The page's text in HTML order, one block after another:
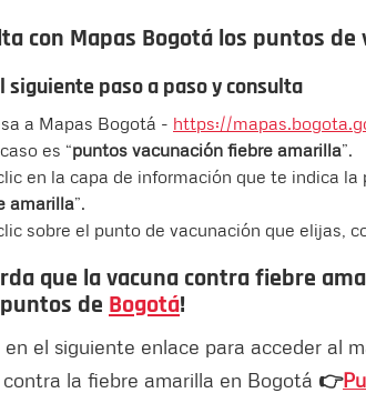
con Mapas Bogotá los puntos
siguiente paso a paso y consulta
a Mapas Bogotá - https://
es “puntos vacunación fiebre amarilla”.
en la capa de información que te indica la
amarilla”.
sobre el punto de vacunación que elijas,
que la vacuna contra fiebre
de Bogotá!
en el siguiente enlace para acceder al
la fiebre amarilla en Bogotá 👉